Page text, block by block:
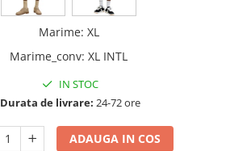
Marime: XL
Marime_conv: XL INTL
IN STOC
Durata de livrare: 24-72 ore
ADAUGA IN COS